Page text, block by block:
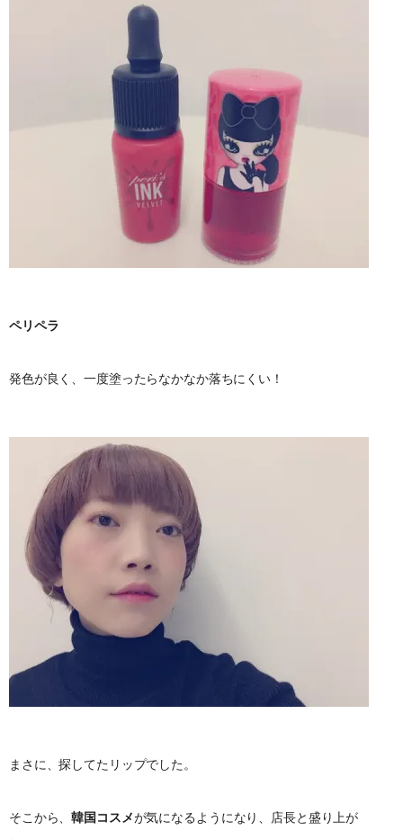
ペリペラ
発色が良く、一度塗ったらなかなか落ちにくい！
まさに、探してたリップでした。
そこから、韓国コスメが気になるようになり、店長と盛り上が